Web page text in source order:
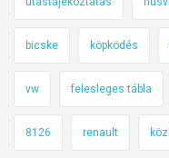
bicske köpködés
vw felesleges tábla
8126 renault